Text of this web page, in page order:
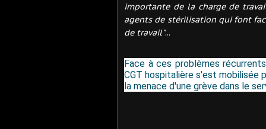
importante de la charge de
agents de stérilisation qui font
de travail"...
Face à ces problèmes
CGT hospitalière s'est mobilisée
la menace d'une grève dans le